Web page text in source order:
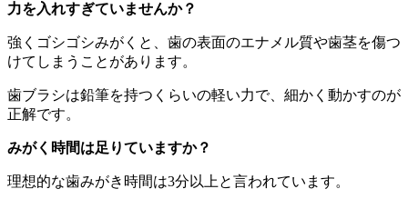
力を入れすぎていませんか？
強くゴシゴシみがくと、歯の表面のエナメル質や歯茎を傷つ
けてしまうことがあります。
歯ブラシは鉛筆を持つくらいの軽い力で、細かく動かすのが
正解です。
みがく時間は足りていますか？
理想的な歯みがき時間は3分以上と言われています。